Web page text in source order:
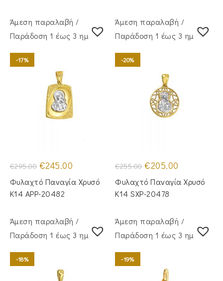
Άμεση παραλαβή /
Παράδoση 1 έως 3 ημέρες
-17%
€295.00 Original
price
was:
€295.00.
€245.00
τιμή
είναι:
Φυλαχτό Παναγία Χρυσό
Κ14 APP-20482
Άμεση παραλαβή /
Παράδoση 1 έως 3 ημέρες
-20%
€255.00 Original
price
was:
€255.00.
€205.00
τιμή
είναι:
Φυλαχτό Παναγία Χρυσό
Κ14 SXP-20478
Άμεση παραλαβή /
Παράδoση 1 έως 3 ημέρες
-18%
Άμεση παραλαβή /
Παράδoση 1 έως 3 ημέρες
-19%